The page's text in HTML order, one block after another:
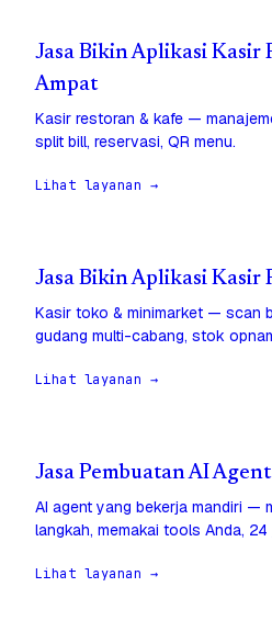
Jasa Bikin Aplikasi Kasir
Ampat
Kasir restoran & kafe —
split bill, reservasi, QR menu.
Lihat layanan →
Jasa Bikin Aplikasi Kasir
Kasir toko & minimarket — scan
gudang multi-cabang, stok
Lihat layanan →
Jasa Pembuatan AI
AI agent yang bekerja mandiri —
langkah, memakai tools Anda,
Lihat layanan →